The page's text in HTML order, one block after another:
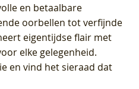
en betaalbare
oorbellen tot verfijnde
eigentijdse flair met
elke gelegenheid.
en vind het sieraad dat